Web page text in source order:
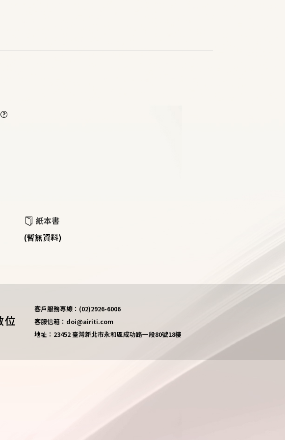
紙本書
(暫無資料)
客戶服務專線：(02)2926-6006
客服信箱：doi@airiti.com
地址：23452 臺灣新北市永和區成功路一段80號18樓